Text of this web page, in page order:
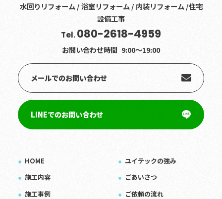
水回りリフォーム / 浴室リフォーム / 内装リフォーム /住宅
設備工事
Tel. 080-2618-4959
お問い合わせ時間 9:00〜19:00
メールでのお問い合わせ
LINEでのお問い合わせ
HOME
ユイテックの強み
施工内容
ごあいさつ
施工事例
ご依頼の流れ